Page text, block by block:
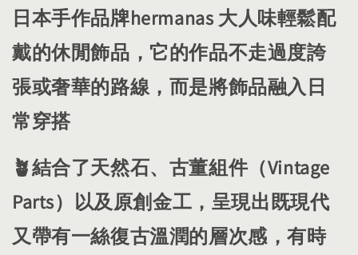
日本手作品牌​hermanas 大人味輕鬆配
戴的休閒飾品，它的作品不走過度誇
張或奢華的路線，而是將飾品融入日
常穿搭
🪴​結合了天然石、古董組件（Vintage
Parts）以及原創金工，呈現出既現代
又帶有一絲復古溫潤的層次感，有時